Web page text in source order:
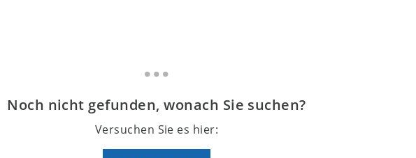
Noch nicht gefunden, wonach Sie suchen?
Versuchen Sie es hier: